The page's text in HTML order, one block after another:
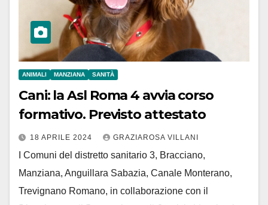
ANIMALI MANZIANA SANITÀ
Cani: la Asl Roma 4 avvia corso
formativo. Previsto attestato
18 APRILE 2024 GRAZIAROSA VILLANI
I Comuni del distretto sanitario 3, Bracciano,
Manziana, Anguillara Sabazia, Canale Monterano,
Trevignano Romano, in collaborazione con il